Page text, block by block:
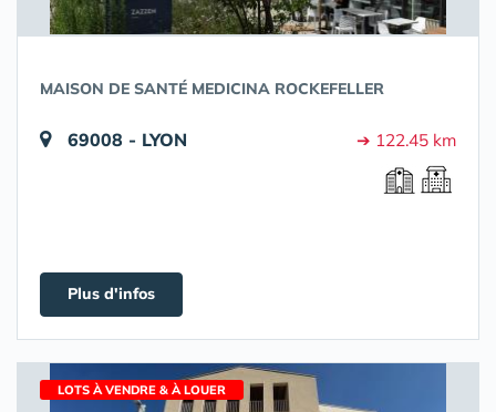
MAISON DE SANTÉ MEDICINA ROCKEFELLER
69008 - LYON ➔ 122.45 km
Plus d'infos
LOTS À VENDRE & À LOUER